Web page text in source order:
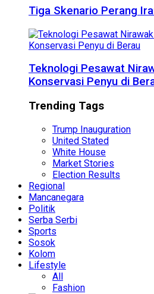
Tiga Skenario Perang
Teknologi Pesawat
Konservasi Penyu di
Trending Tags
Trump Inauguration
United Stated
White House
Market Stories
Election Results
Regional
Mancanegara
Politik
Serba Serbi
Sports
Sosok
Kolom
Lifestyle
All
Fashion